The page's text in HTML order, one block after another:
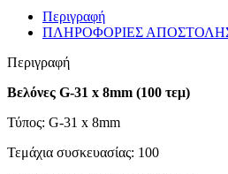
Περιγραφή
ΠΛΗΡΟΦΟΡΙΕΣ
Περιγραφή
Βελόνες G-31 x 8mm (100 τεμ)
Τύπος: G-31 x 8mm
Τεμάχια συσκευασίας: 100